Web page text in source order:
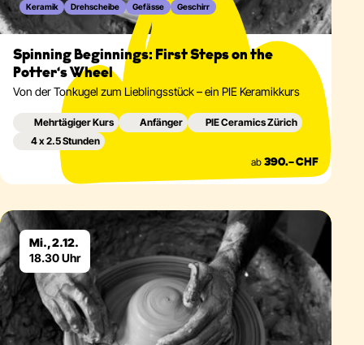
Keramik Drehscheibe Gefässe Geschirr
Spinning Beginnings: First Steps on the
Potter‘s Wheel
Von der Tonkugel zum Lieblingsstück – ein PIE Keramikkurs
Mehrtägiger Kurs Anfänger
PIE Ceramics Zürich
4 x 2.5 Stunden
ab 390.– CHF
Mi., 2.12.
18.30 Uhr
Eventdetails